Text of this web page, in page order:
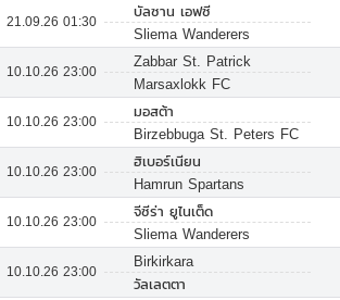
21.09.26 01:30
บัลซาน เอฟซี
Sliema Wanderers
10.10.26 23:00
Zabbar St. Patrick
Marsaxlokk FC
10.10.26 23:00
มอสต้า
Birzebbuga St. Peters FC
10.10.26 23:00
ฮิเบอร์เนียน
Hamrun Spartans
10.10.26 23:00
จีซีร่า ยูไนเต็ด
Sliema Wanderers
10.10.26 23:00
Birkirkara
วัลเลตตา